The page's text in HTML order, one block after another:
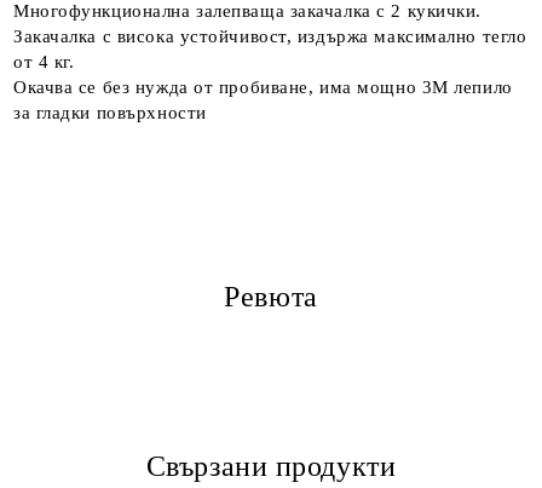
Многофункционална залепваща закачалка с 2 кукички.
Закачалка с висока устойчивост, издържа максимално тегло
от 4 кг.
Окачва се без нужда от пробиване, има мощно 3M лепило
за гладки повърхности
Ревюта
Свързани продукти